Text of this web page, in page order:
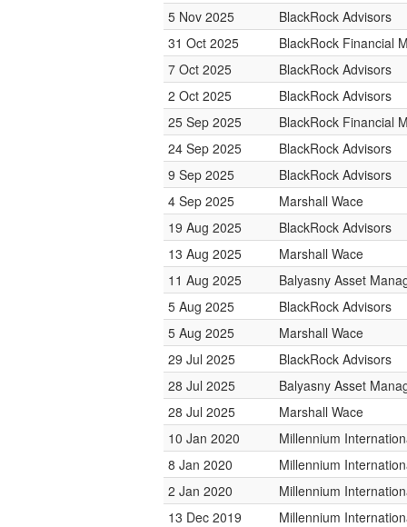
5 Nov 2025
BlackRock Advisors
31 Oct 2025
BlackRock Financial
7 Oct 2025
BlackRock Advisors
2 Oct 2025
BlackRock Advisors
25 Sep 2025
BlackRock Financial
24 Sep 2025
BlackRock Advisors
9 Sep 2025
BlackRock Advisors
4 Sep 2025
Marshall Wace
19 Aug 2025
BlackRock Advisors
13 Aug 2025
Marshall Wace
11 Aug 2025
Balyasny Asset
5 Aug 2025
BlackRock Advisors
5 Aug 2025
Marshall Wace
29 Jul 2025
BlackRock Advisors
28 Jul 2025
Balyasny Asset
28 Jul 2025
Marshall Wace
10 Jan 2020
Millennium
8 Jan 2020
Millennium
2 Jan 2020
Millennium
13 Dec 2019
Millennium